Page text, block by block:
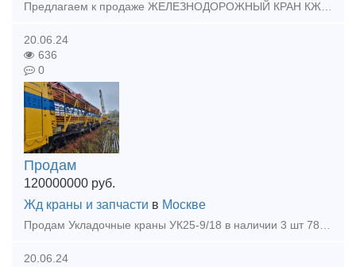
Предлагаем к продаже ЖЕЛЕЗНОДОРОЖНЫЙ КРАН КЖДЭ-16, ГОД ВЫПУСКА 1988. В случае проявления интереса к данному предложению – просим Вас предложить свою цену! +7(981)154-70-94 Степан
20.06.24
636
0
Продам
120000000 руб.
Жд краны и запчасти в Москве
Продам Укладочные краны УК25-9/18 в наличии 3 шт 78, 82, 83 г.выпуска, в рабочем состоянии! Дополнительная информация прайс, фото, цена по запросу отправлю на почту! Цена указана за ед.
20.06.24